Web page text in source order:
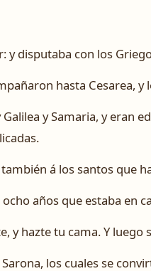
y disputaba con los
hasta Cesarea, y
y Samaria, y eran
á los santos que
años que estaba en
y hazte tu cama. Y luego
los cuales se